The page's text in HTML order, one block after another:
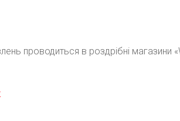
проводиться в роздрібні магазини